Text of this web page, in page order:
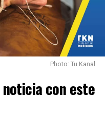
Photo: Tu Kanal
con este